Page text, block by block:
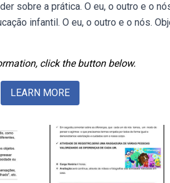
sobre a prática. O eu, o outro e o
infantil. O eu, o outro e o nós.
click the button below.
LEARN MORE